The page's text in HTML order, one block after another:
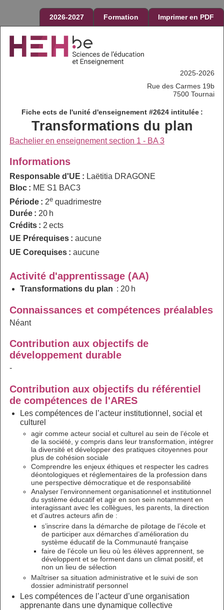
2026-2027 Formation Imprimer en PDF
2025-2026
Rue des Carmes 19b
7500 Tournai
Fiche ects de l'unité d'enseignement #2624 intitulée :
Transformations du plan
Bachelier en enseignement section 1 - BA 3
Informations
Responsable d'UE : Laëtitia DRAGONE
Bloc : ME S1 BAC3
Période : 2equadrimestre
Durée : 20 h
Crédits : 2 ects
UE Prérequises : aucune
UE Corequises : aucune
Activité d'apprentissage (AA)
Transformations du plan : 20 h
Connaissances et compétences préalables
Néant
Contribution aux objectifs de
développement durable
-
Contribution aux objectifs du référentiel
de compétences de l'ARES
Les compétences de l’acteur institutionnel, social et
culturel
agir comme acteur social et culturel au sein de l’école et
de la société, y compris dans leur transformation, intégrer
la diversité et développer des pratiques citoyennes pour
plus de cohésion sociale
Comprendre les enjeux éthiques et respecter les cadres
déontologiques et réglementaires de la profession dans
une perspective démocratique et de responsabilité
Analyser l’environnement organisationnel et institutionnel
du système éducatif et agir en son sein notamment en
interagissant avec les collègues, les parents, la direction
et d’autres acteurs afin de :
s’inscrire dans la démarche de pilotage de l’école et
de participer aux démarches d’amélioration du
système éducatif de la Communauté française
faire de l’école un lieu où les élèves apprennent, se
développent et se forment dans un climat positif, et
non un lieu de sélection
Maîtriser sa situation administrative et le suivi de son
dossier administratif personnel
Les compétences de l’acteur d’une organisation
apprenante dans une dynamique collective